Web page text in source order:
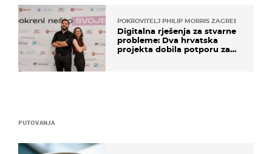
PUTOVANJA
POKROVITELJ PHILIP MORRIS ZAGREB
Digitalna rješenja za stvarne
probleme: Dva hrvatska
projekta dobila potporu za